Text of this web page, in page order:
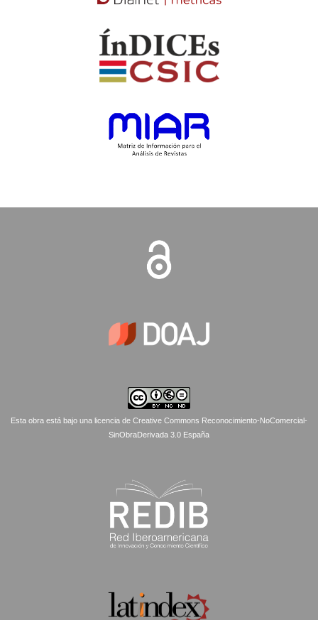
Esta obra está bajo una licencia de Creative Commons Reconocimiento-NoComercial-
SinObraDerivada 3.0 España